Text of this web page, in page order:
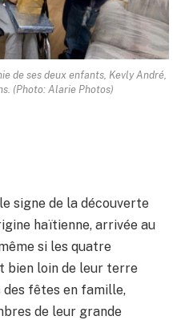
de ses deux enfants, Kevly André,
(Photo: Alarie Photos)
signe de la découverte
haïtienne, arrivée au
si les quatre
bien loin de leur terre
fêtes en famille,
de leur grande